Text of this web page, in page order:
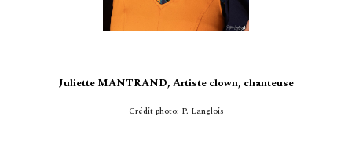
Juliette MANTRAND, Artiste clown, chanteuse
Crédit photo: P. Langlois